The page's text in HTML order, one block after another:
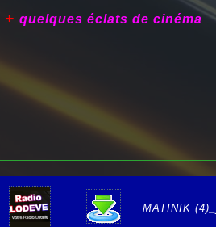
+ quelques éclats de cinéma
MATINIK